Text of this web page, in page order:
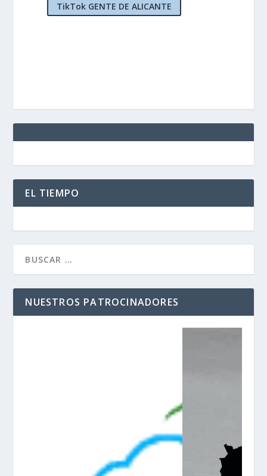
TikTok GENTE DE ALICANTE
EL TIEMPO
NUESTROS PATROCINADORES